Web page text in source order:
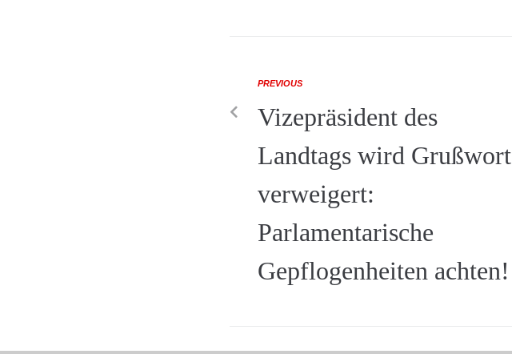
PREVIOUS
Vizepräsident des
Landtags wird Grußwort
verweigert:
Parlamentarische
Gepflogenheiten achten!